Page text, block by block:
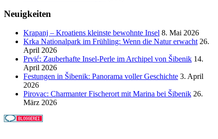
Neuigkeiten
Krapanj – Kroatiens kleinste bewohnte Insel 8. Mai 2026
Krka Nationalpark im Frühling: Wenn die Natur erwacht 26.
April 2026
Prvić: Zauberhafte Insel-Perle im Archipel von Šibenik 14.
April 2026
Festungen in Šibenik: Panorama voller Geschichte 3. April
2026
Pirovac: Charmanter Fischerort mit Marina bei Šibenik 26.
März 2026